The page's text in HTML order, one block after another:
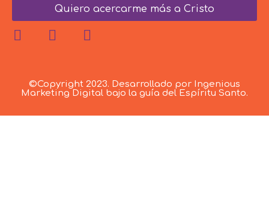
Quiero acercarme más a Cristo
©Copyright 2023. Desarrollado por Ingenious
Marketing Digital bajo la guía del Espíritu Santo.